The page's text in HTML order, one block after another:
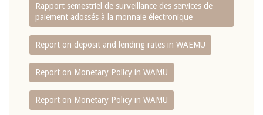
Rapport semestriel de surveillance des services de
paiement adossés à la monnaie électronique
Report on deposit and lending rates in WAEMU
Report on Monetary Policy in WAMU
Report on Monetary Policy in WAMU